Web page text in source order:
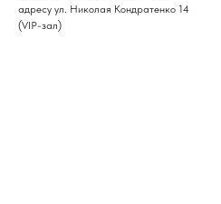
адресу ул. Николая Кондратенко 14
(VIP-зал)